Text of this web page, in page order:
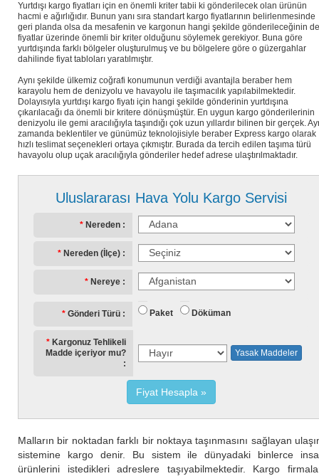
Uluslararası Hava Yolu Kargo Servisi
Nereden
Nereden (İlçe)
Nereye
Gönderi Türü Paket Döküman
Kargonuz Tehlikeli
Madde içeriyor mu?
Yasak Maddeler
Fiyat Hesapla
Yurtdışı kargo fiyatları için en önemli kriter tabii ki gönderilecek olan ürünün
hacmi e ağırlığıdır. Bunun yanı sıra standart kargo fiyatlarının belirlenmesinde
geri planda olsa da mesafenin ve kargonun hangi şekilde gönderileceğinin de
fiyatlar üzerinde önemli bir kriter olduğunu söylemek gerekiyor. Buna göre
yurtdışında farklı bölgeler oluşturulmuş ve bu bölgelere göre o güzergahlar
dahilinde fiyat tabloları yaratılmıştır.
Aynı şekilde ülkemiz coğrafi konumunun verdiği avantajla beraber hem
karayolu hem de denizyolu ve havayolu ile taşımacılık yapılabilmektedir.
Dolayısıyla yurtdışı kargo fiyatı için hangi şekilde gönderinin yurtdışına
çıkarılacağı da önemli bir kritere dönüşmüştür. En uygun kargo gönderilerinin
denizyolu ile gemi aracılığıyla taşındığı çok uzun yıllardır bilinen bir gerçek.
zamanda beklentiler ve günümüz teknolojisiyle beraber Express kargo olarak
hızlı teslimat seçenekleri ortaya çıkmıştır. Burada da tercih edilen taşıma türü
havayolu olup uçak aracılığıyla gönderiler hedef adrese ulaştırılmaktadır.
Malların bir noktadan farklı bir noktaya taşınmasını sağlayan
sistemine kargo denir. Bu sistem ile dünyadaki binlerce
ürünlerini istedikleri adreslere taşıyabilmektedir. Kargo